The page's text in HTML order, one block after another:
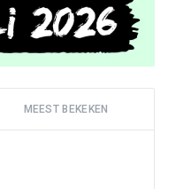
MEEST BEKEKEN